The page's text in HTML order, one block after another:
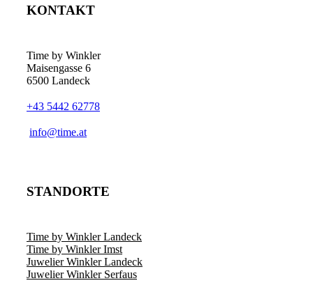
KONTAKT
Time by Winkler
Maisengasse 6
6500 Landeck
+43 5442 62778
­info@time.at
STANDORTE
Time by Winkler Landeck
Time by Winkler Imst
Juwelier Winkler Landeck
Juwelier Winkler Serfaus